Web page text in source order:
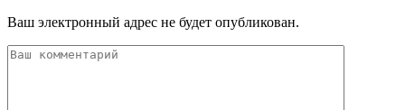
Ваш электронный адрес не будет опубликован.